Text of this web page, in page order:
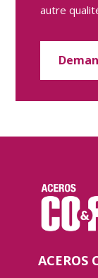
autre
ACEROS